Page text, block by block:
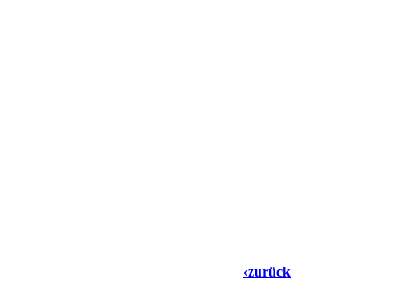
‹zurück